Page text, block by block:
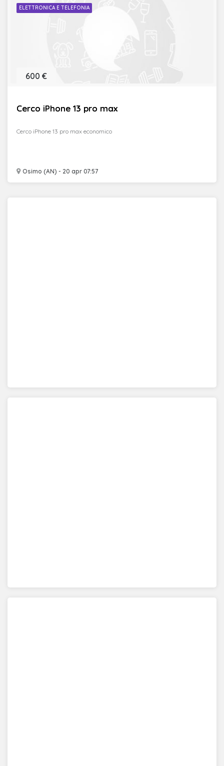
ELETTRONICA E TELEFONIA
Cerco iPhone 13 pro max
Osimo (AN) - 20 apr 07:57
600 €
Cerco iPhone 13 pro max economico